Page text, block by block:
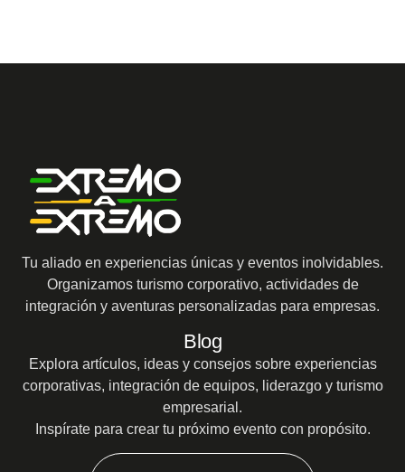
Tu aliado en experiencias únicas y eventos inolvidables.
Organizamos turismo corporativo, actividades de
integración y aventuras personalizadas para empresas.
Blog
Explora artículos, ideas y consejos sobre experiencias
corporativas, integración de equipos, liderazgo y turismo
empresarial.
Inspírate para crear tu próximo evento con propósito.